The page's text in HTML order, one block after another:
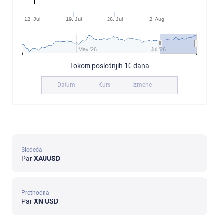
12. Jul 19. Jul 26. Jul 2. Aug
May '26 Jul '26
Tokom poslednjih 10 dana
Datum Kurs Izmene
Sledeća
ParXAUUSD
Prethodna
ParXNIUSD